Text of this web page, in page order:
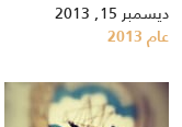
ديسمبر 15, 2013
عام 2013